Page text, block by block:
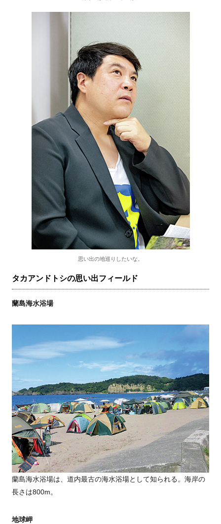
思い出の地巡りしたいな。
タカアンドトシの思い出フィールド
蘭島海水浴場
蘭島海水浴場は、道内最古の海水浴場として知られる。海岸の
長さは800m。
地球岬